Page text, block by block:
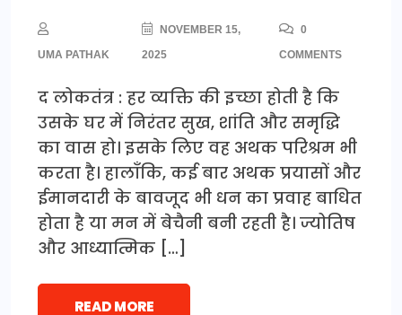
UMA PATHAK
NOVEMBER 15,
2025
0
COMMENTS
द लोकतंत्र : हर व्यक्ति की इच्छा होती है कि
उसके घर में निरंतर सुख, शांति और समृद्धि
का वास हो। इसके लिए वह अथक परिश्रम भी
करता है। हालाँकि, कई बार अथक प्रयासों और
ईमानदारी के बावजूद भी धन का प्रवाह बाधित
होता है या मन में बेचैनी बनी रहती है। ज्योतिष
और आध्यात्मिक […]
READ MORE